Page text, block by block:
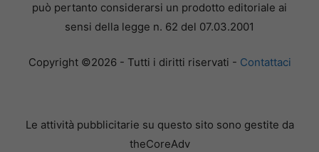
può pertanto considerarsi un prodotto editoriale ai
sensi della legge n. 62 del 07.03.2001
Copyright ©2026 - Tutti i diritti riservati - Contattaci
Le attività pubblicitarie su questo sito sono gestite da
theCoreAdv